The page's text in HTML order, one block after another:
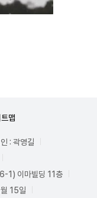
맵
: 곽영길
1) 이마빌딩 11층
15일